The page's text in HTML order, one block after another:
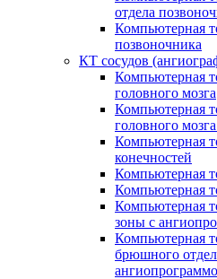
отдела
Компьютерная
позвоночника
КТ сосудов
Компьютерная
головного мозга
Компьютерная
головного
Компьютерная
конечностей
Компьютерная
Компьютерная
Компьютерная
зоны с
Компьютерная
брюшного